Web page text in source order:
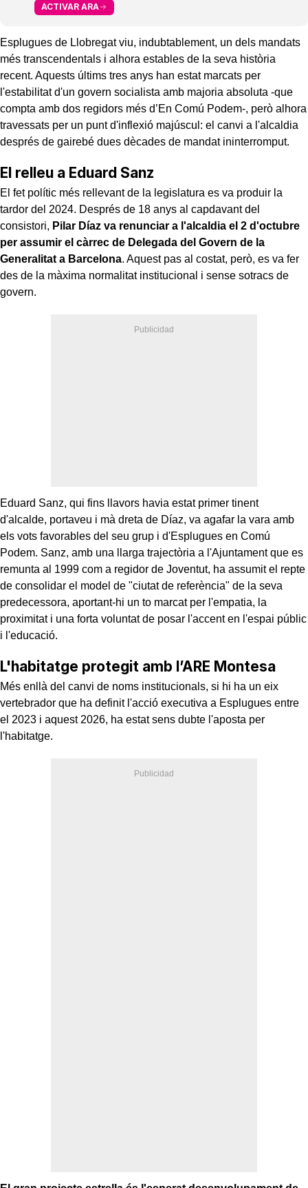
ACTIVAR ARA
Esplugues de Llobregat viu, indubtablement, un dels mandats
més transcendentals i alhora estables de la seva història
recent. Aquests últims tres anys han estat marcats per
l'estabilitat d'un govern socialista amb majoria absoluta -que
compta amb dos regidors més d’En Comú Podem-, però alhora
travessats per un punt d'inflexió majúscul: el canvi a l'alcaldia
després de gairebé dues dècades de mandat ininterromput.
El relleu a Eduard Sanz
El fet polític més rellevant de la legislatura es va produir la
tardor del 2024. Després de 18 anys al capdavant del
consistori, Pilar Díaz va renunciar a l'alcaldia el 2 d'octubre
per assumir el càrrec de Delegada del Govern de la
Generalitat a Barcelona. Aquest pas al costat, però, es va fer
des de la màxima normalitat institucional i sense sotracs de
govern.
Eduard Sanz, qui fins llavors havia estat primer tinent
d'alcalde, portaveu i mà dreta de Díaz, va agafar la vara amb
els vots favorables del seu grup i d'Esplugues en Comú
Podem. Sanz, amb una llarga trajectòria a l'Ajuntament que es
remunta al 1999 com a regidor de Joventut, ha assumit el repte
de consolidar el model de "ciutat de referència" de la seva
predecessora, aportant-hi un to marcat per l'empatia, la
proximitat i una forta voluntat de posar l'accent en l'espai públic
i l'educació.
L'habitatge protegit amb l’ARE Montesa
Més enllà del canvi de noms institucionals, si hi ha un eix
vertebrador que ha definit l'acció executiva a Esplugues entre
el 2023 i aquest 2026, ha estat sens dubte l'aposta per
l'habitatge.